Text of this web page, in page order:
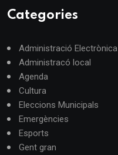
Categories
Administració Electrònica
Administracó local
Agenda
Cultura
Eleccions Municipals
Emergències
Esports
Gent gran